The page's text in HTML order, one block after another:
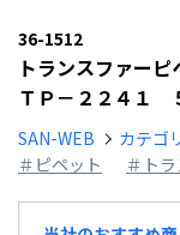
36-1512
トランスファーピ
ＴＰ－２２４１
SAN-WEB カテゴ
＃ピペット
＃ト